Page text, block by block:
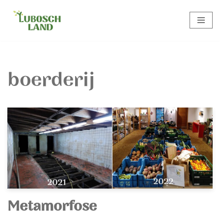
Meteen
boerderij
Metamorfose